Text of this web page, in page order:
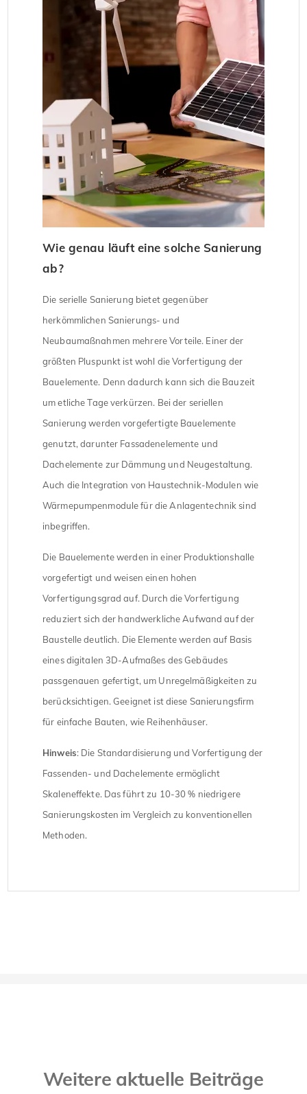
Wie genau läuft eine solche Sanierung
ab?
Die serielle Sanierung bietet gegenüber
herkömmlichen Sanierungs- und
Neubaumaßnahmen mehrere Vorteile. Einer der
größten Pluspunkt ist wohl die Vorfertigung der
Bauelemente. Denn dadurch kann sich die Bauzeit
um etliche Tage verkürzen. Bei der seriellen
Sanierung werden vorgefertigte Bauelemente
genutzt, darunter Fassadenelemente und
Dachelemente zur Dämmung und Neugestaltung.
Auch die Integration von Haustechnik-Modulen wie
Wärmepumpenmodule für die Anlagentechnik sind
inbegriffen.
Die Bauelemente werden in einer Produktionshalle
vorgefertigt und weisen einen hohen
Vorfertigungsgrad auf. Durch die Vorfertigung
reduziert sich der handwerkliche Aufwand auf der
Baustelle deutlich. Die Elemente werden auf Basis
eines digitalen 3D-Aufmaßes des Gebäudes
passgenauen gefertigt, um Unregelmäßigkeiten zu
berücksichtigen. Geeignet ist diese Sanierungsfirm
für einfache Bauten, wie Reihenhäuser.
Hinweis: Die Standardisierung und Vorfertigung der
Fassenden- und Dachelemente ermöglicht
Skaleneffekte. Das führt zu 10-30 % niedrigere
Sanierungskosten im Vergleich zu konventionellen
Methoden.
Weitere aktuelle Beiträge